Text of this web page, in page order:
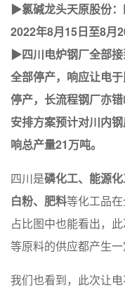
▶氯碱龙头天原股份
2022年8月15日至8月
▶四川电炉钢厂全部
全部停产，响应让电
停产，长流程钢厂亦
安排方案预计对川内
响总产量21万吨。
四川是磷化工、能源
白粉、肥料等化工品
占比图中也能看出，
等原料的供应都产生一
我们也看到，此次让